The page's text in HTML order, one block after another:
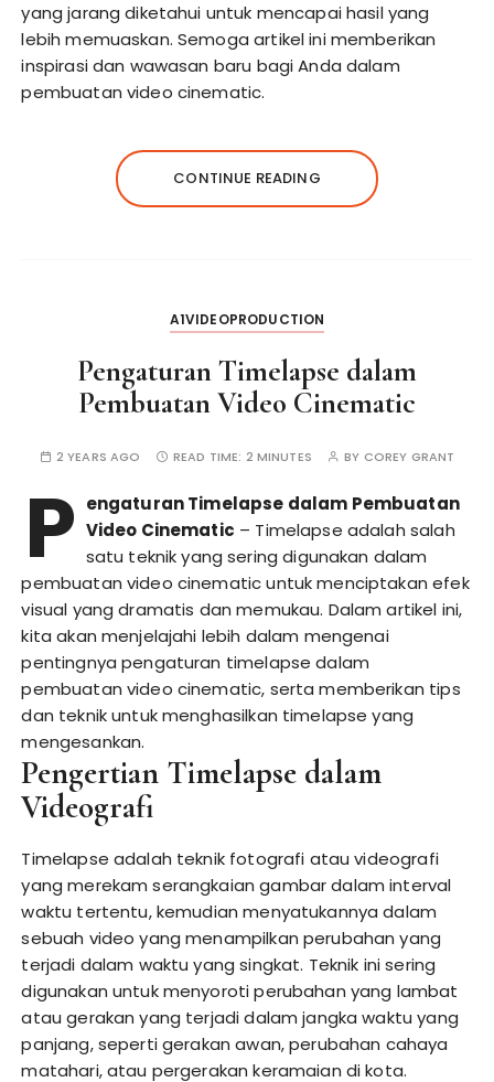
yang jarang diketahui untuk mencapai hasil yang
lebih memuaskan. Semoga artikel ini memberikan
inspirasi dan wawasan baru bagi Anda dalam
pembuatan video cinematic.
CONTINUE READING
A1VIDEOPRODUCTION
Pengaturan Timelapse dalam
Pembuatan Video Cinematic
2 YEARS AGO READ TIME: 2 MINUTES BY COREY GRANT
P engaturan Timelapse dalam Pembuatan
Video Cinematic – Timelapse adalah salah
satu teknik yang sering digunakan dalam
pembuatan video cinematic untuk menciptakan efek
visual yang dramatis dan memukau. Dalam artikel ini,
kita akan menjelajahi lebih dalam mengenai
pentingnya pengaturan timelapse dalam
pembuatan video cinematic, serta memberikan tips
dan teknik untuk menghasilkan timelapse yang
mengesankan.
Pengertian Timelapse dalam
Videografi
Timelapse adalah teknik fotografi atau videografi
yang merekam serangkaian gambar dalam interval
waktu tertentu, kemudian menyatukannya dalam
sebuah video yang menampilkan perubahan yang
terjadi dalam waktu yang singkat. Teknik ini sering
digunakan untuk menyoroti perubahan yang lambat
atau gerakan yang terjadi dalam jangka waktu yang
panjang, seperti gerakan awan, perubahan cahaya
matahari, atau pergerakan keramaian di kota.